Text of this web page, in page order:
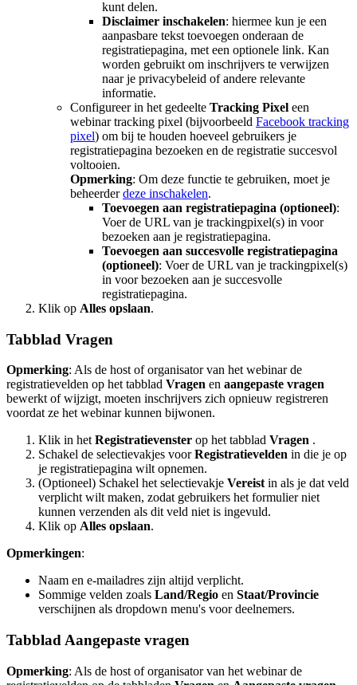
kunt delen.
Disclaimer inschakelen: hiermee kun je een
aanpasbare tekst toevoegen onderaan de
registratiepagina, met een optionele link. Kan
worden gebruikt om inschrijvers te verwijzen
naar je privacybeleid of andere relevante
informatie.
Configureer in het gedeelte Tracking Pixel een
webinar tracking pixel (bijvoorbeeld Facebook tracking
pixel) om bij te houden hoeveel gebruikers je
registratiepagina bezoeken en de registratie succesvol
voltooien.
Opmerking: Om deze functie te gebruiken, moet je
beheerderdeze inschakelen.
Toevoegen aan registratiepagina (optioneel):
Voer de URL van je trackingpixel(s) in voor
bezoeken aan je registratiepagina.
Toevoegen aan succesvolle registratiepagina
(optioneel): Voer de URL van je trackingpixel(s)
in voor bezoeken aan je succesvolle
registratiepagina.
Klik op Alles opslaan.
Tabblad Vragen
Opmerking: Als de host of organisator van het webinar de
registratievelden op het tabblad Vragen en aangepaste vragen
bewerkt of wijzigt, moeten inschrijvers zich opnieuw registreren
voordat ze het webinar kunnen bijwonen.
Klik in het Registratievenster op het tabblad Vragen .
Schakel de selectievakjes voorRegistratievelden in die je op
je registratiepagina wilt opnemen.
(Optioneel) Schakel het selectievakje Vereist in als je dat veld
verplicht wilt maken, zodat gebruikers het formulier niet
kunnen verzenden als dit veld niet is ingevuld.
Klik op Alles opslaan.
Opmerkingen:
Naam en e-mailadres zijn altijd verplicht.
Sommige velden zoals Land/Regio en Staat/Provincie
verschijnen als dropdown menu's voor deelnemers.
Tabblad Aangepaste vragen
Opmerking: Als de host of organisator van het webinar de